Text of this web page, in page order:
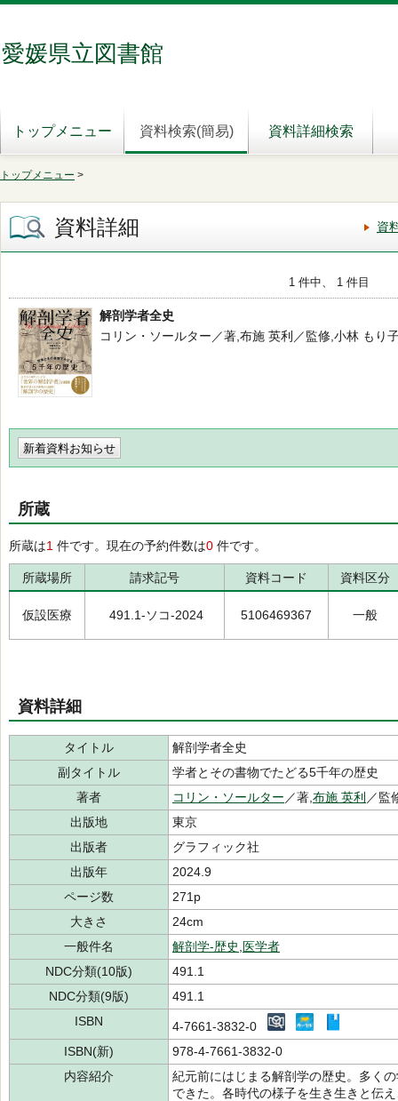
愛媛県立図書館
トップメニュー 資料検索(簡易) 資料詳細検索
トップメニュー >
資料詳細 資
1 件中、 1 件目
解剖学者全史
コリン・ソールター／著,布施 英利／監修,小林 も
新着資料お知らせ
所蔵
所蔵は1 件です。現在の予約件数は0 件です。
所蔵場所 請求記号 資料コード 資料区分
仮設医療 491.1-ソコ-2024 5106469367 一般
資料詳細
タイトル
解剖学者全史
副タイトル
学者とその書物でたどる5千年の歴史
著者
コリン・ソールター ／著, 布施 英利 ／監
出版地
東京
出版者
グラフィック社
出版年
2024.9
ページ数
271p
大きさ
24cm
一般件名
解剖学-歴史 医学者
NDC分類(10版)
491.1
NDC分類(9版)
491.1
ISBN
4-7661-3832-0
ISBN(新)
978-4-7661-3832-0
内容紹介
紀元前にはじまる解剖学の歴史。多く
できた。各時代の様子を生き生きと伝